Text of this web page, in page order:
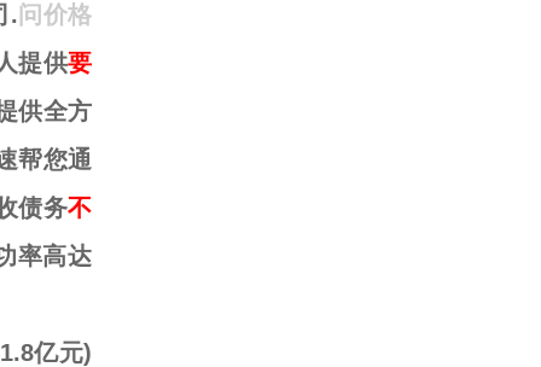
.问价格
提供要
供全方
帮您通
债务不
率高达
亿元)